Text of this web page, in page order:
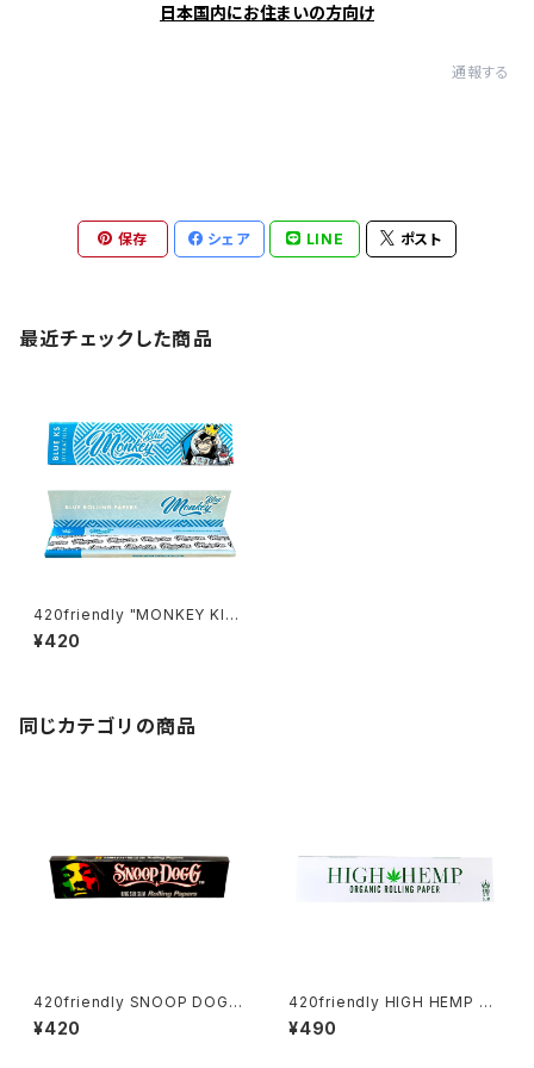
日本国内にお住まいの方向け
通報する
保存 シェア LINE ポスト
最近チェックした商品
420friendly "MONKEY KIN
G" BLUE ローリングペーパー1
10 mm (King Size Slim)
¥420
同じカテゴリの商品
420friendly SNOOP DOGG
- ローリングペーパー / KING S
IZE SLIM
¥420
420friendly HIGH HEMP ロ
ーリングペーパー / KING SIZE
SLIM 無漂白・無添加
¥490